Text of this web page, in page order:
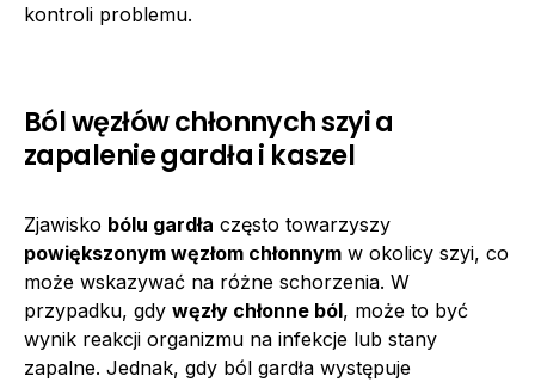
kontroli problemu.
Ból węzłów chłonnych szyi a
zapalenie gardła i kaszel
Zjawisko bólu gardła często towarzyszy
powiększonym węzłom chłonnym w okolicy szyi, co
może wskazywać na różne schorzenia. W
przypadku, gdy węzły chłonne ból, może to być
wynik reakcji organizmu na infekcje lub stany
zapalne. Jednak, gdy ból gardła występuje